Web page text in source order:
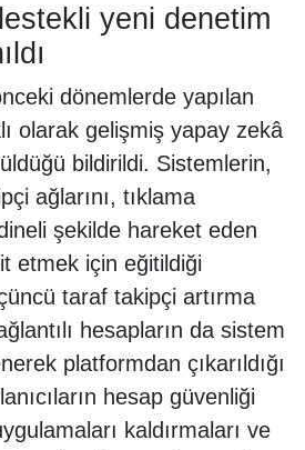
yeni denetim
dönemlerde yapılan
olarak gelişmiş yapay zekâ
bildirildi. Sistemlerin,
ağlarını, tıklama
şekilde hareket eden
etmek için eğitildiği
taraf takipçi artırma
hesapların da sistem
platformdan çıkarıldığı
hesap güvenliği
kaldırmaları ve